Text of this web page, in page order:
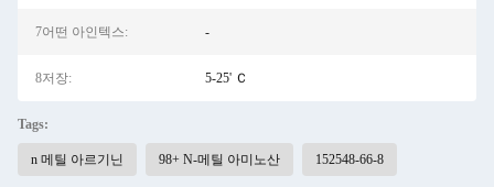
7어떤 아인텍스: -
8저장: 5-25' Ｃ
Tags:
n 메틸 아르기닌 98+ N-메틸 아미노산 152548-66-8